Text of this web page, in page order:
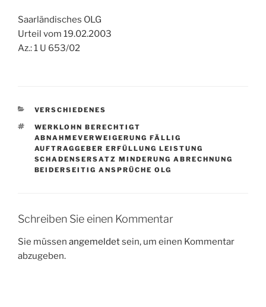
Saarländisches OLG
Urteil vom 19.02.2003
Az.: 1 U 653/02
KATEGORIEN
VERSCHIEDENES
SCHLAGWÖRTER
WERKLOHN BERECHTIGT
ABNAHMEVERWEIGERUNG FÄLLIG
AUFTRAGGEBER ERFÜLLUNG LEISTUNG
SCHADENSERSATZ MINDERUNG ABRECHNUNG
BEIDERSEITIG ANSPRÜCHE OLG
Schreiben Sie einen Kommentar
Sie müssen angemeldetsein, um einen Kommentar
abzugeben.